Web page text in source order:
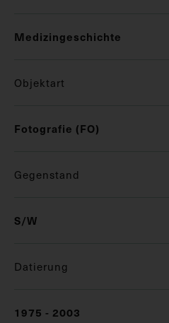
Medizingeschichte
Objektart
Fotografie (FO)
Gegenstand
S/W
Datierung
1975 - 2003